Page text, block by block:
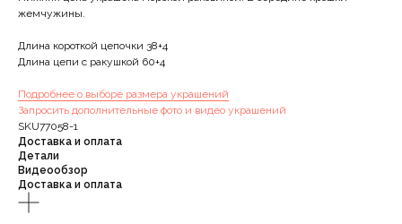
жемчужины.
Длина короткой цепочки 38+4
Длина цепи с ракушкой 60+4
Подробнее о выборе размера украшений
Запросить дополнительные фото и видео украшений
SKU77058-1
Доставка и оплата
Детали
Видеообзор
Доставка и оплата